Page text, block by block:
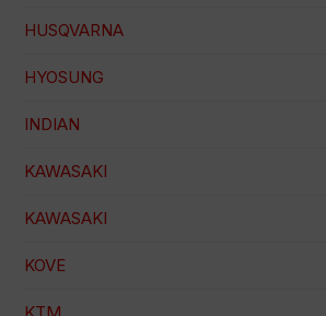
HUSQVARNA
HYOSUNG
INDIAN
KAWASAKI
KAWASAKI
KOVE
KTM